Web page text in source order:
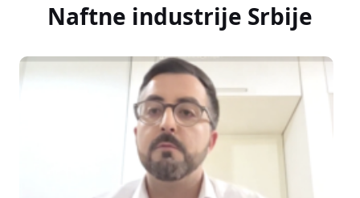
Naftne industrije Srbije